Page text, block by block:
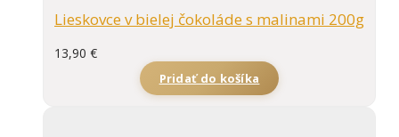
Lieskovce v bielej čokoláde s malinami 200g
13,90 €
Pridať do košíka